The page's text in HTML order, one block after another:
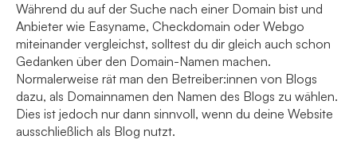
Während du auf der Suche nach einer Domain bist und
Anbieter wie Easyname, Checkdomain oder Webgo
miteinander vergleichst, solltest du dir gleich auch schon
Gedanken über den Domain-Namen machen.
Normalerweise rät man den Betreiber:innen von Blogs
dazu, als Domainnamen den Namen des Blogs zu wählen.
Dies ist jedoch nur dann sinnvoll, wenn du deine Website
ausschließlich als Blog nutzt.